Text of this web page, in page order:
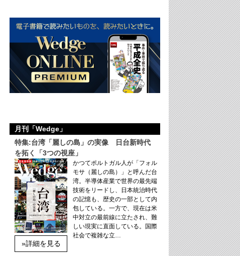
月刊「Wedge」
特集:台湾「麗しの島」の実像 日台新時代
を拓く「3つの視座」
»詳細を見る
かつてポルトガル人が「フォル
モサ（麗しの島）」と呼んだ台
湾。半導体産業で世界の最先端
技術をリードし、日本統治時代
の記憶も、歴史の一部として内
包している。一方で、現在は米
中対立の最前線に立たされ、難
しい現実に直面している。国際
社会で複雑な立…